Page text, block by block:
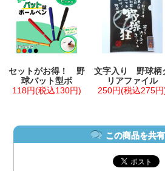
セットがお得！ 野
球バット型ボ
118円(税込130円)
文字入り 野球柄
リアファイル
250円(税込275円
この商品を共